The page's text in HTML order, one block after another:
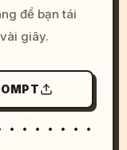
để bạn tái
giây.